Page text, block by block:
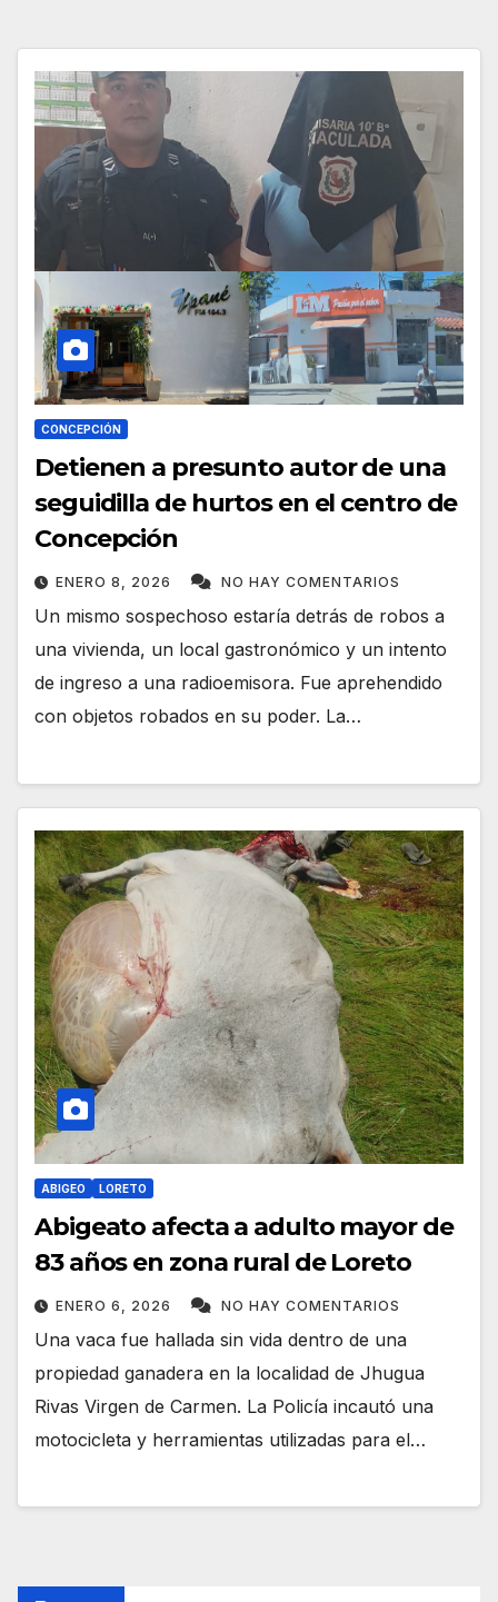
CONCEPCIÓN
Detienen a presunto autor de una
seguidilla de hurtos en el centro de
Concepción
ENERO 8, 2026 NO HAY COMENTARIOS
Un mismo sospechoso estaría detrás de robos a
una vivienda, un local gastronómico y un intento
de ingreso a una radioemisora. Fue aprehendido
con objetos robados en su poder. La…
ABIGEO LORETO
Abigeato afecta a adulto mayor de
83 años en zona rural de Loreto
ENERO 6, 2026 NO HAY COMENTARIOS
Una vaca fue hallada sin vida dentro de una
propiedad ganadera en la localidad de Jhugua
Rivas Virgen de Carmen. La Policía incautó una
motocicleta y herramientas utilizadas para el…